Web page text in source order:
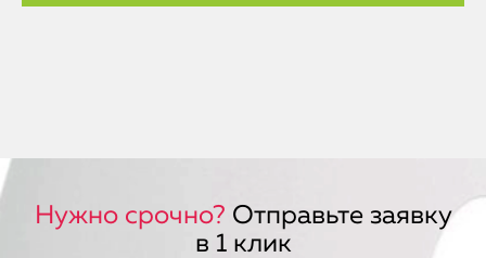
Нужно срочно? Отправьте заявку
в 1 клик